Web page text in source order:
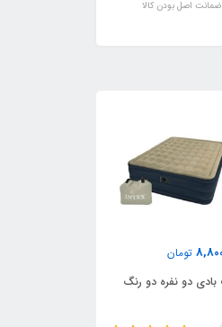
ضمانت اصل بودن کالا
11,400,000
تخت خواب دو نفره اینتکس